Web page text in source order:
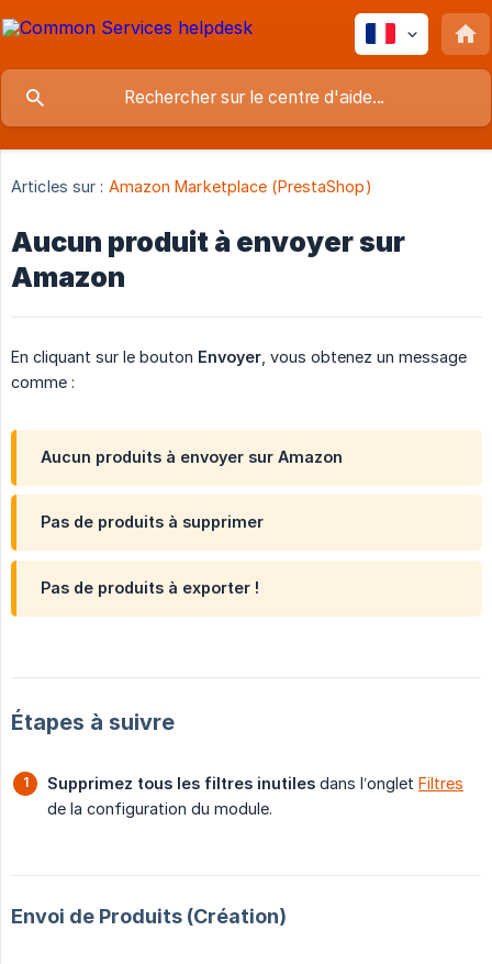
Articles sur : Amazon Marketplace (PrestaShop)
Aucun produit à envoyer sur
Amazon
En cliquant sur le bouton Envoyer , vous obtenez un message
comme :
Aucun produits à envoyer sur Amazon
Pas de produits à supprimer
Pas de produits à exporter !
Étapes à suivre
Supprimez tous les filtres inutiles dans l’onglet Filtres
de la configuration du module.
Envoi de Produits (Création)